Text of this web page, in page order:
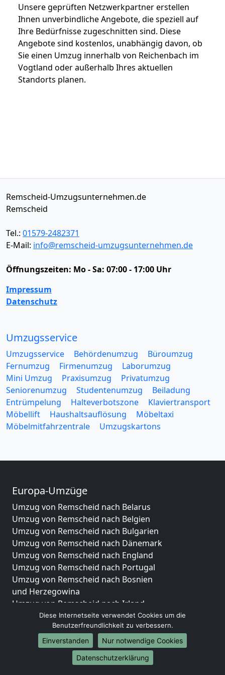
Unsere geprüften Netzwerkpartner erstellen
Ihnen unverbindliche Angebote, die speziell auf
Ihre Bedürfnisse zugeschnitten sind. Diese
Angebote sind kostenlos, unabhängig davon, ob
Sie einen Umzug innerhalb von Reichenbach im
Vogtland oder außerhalb Ihres aktuellen
Standorts planen.
Remscheid-Umzugsunternehmen.de
Remscheid
Tel.: 01579-2482371
E-Mail: info@remscheid-umzugsunternehmen.de
Öffnungszeiten: Mo - Sa: 07:00 - 17:00 Uhr
Impressum
Datenschutz
Umzugsservice
Umzugsservice Behördenumzug
Büroumzug
Fernumzug
Firmenumzug
Laborumzug
Mini Umzug
Praxisumzug
Privatumzug
Seniorenumzug
Studentenumzug
Beiladung
Entrümpelung
Halteverbotszone
Klaviertransport
Möbellift
Haushaltsauflösung
Möbeltaxi
Möbelmitfahrzentrale
Umzugskartons
Europa-Umzüge
Umzug von Remscheid nach Belarus
Umzug von Remscheid nach Belgien
Umzug von Remscheid nach Bulgarien
Umzug von Remscheid nach Dänemark
Umzug von Remscheid nach England
Umzug von Remscheid nach Portugal
Umzug von Remscheid nach Bosnien
und Herzegowina
Umzug von Remscheid nach Irland
Umzug von Remscheid nach Lettland
Umzug von Remscheid nach Zypern
Umzug von Remscheid nach Kroatien
Umzug von Remscheid nach Estland
Umzug von Remscheid nach Finnland
Diese Internetseite verwendet Cookies um die
Benutzerfreundlichkeit zu verbessern.
Einverstanden
Nur notwendige Cookies
Datenschutzerklärung